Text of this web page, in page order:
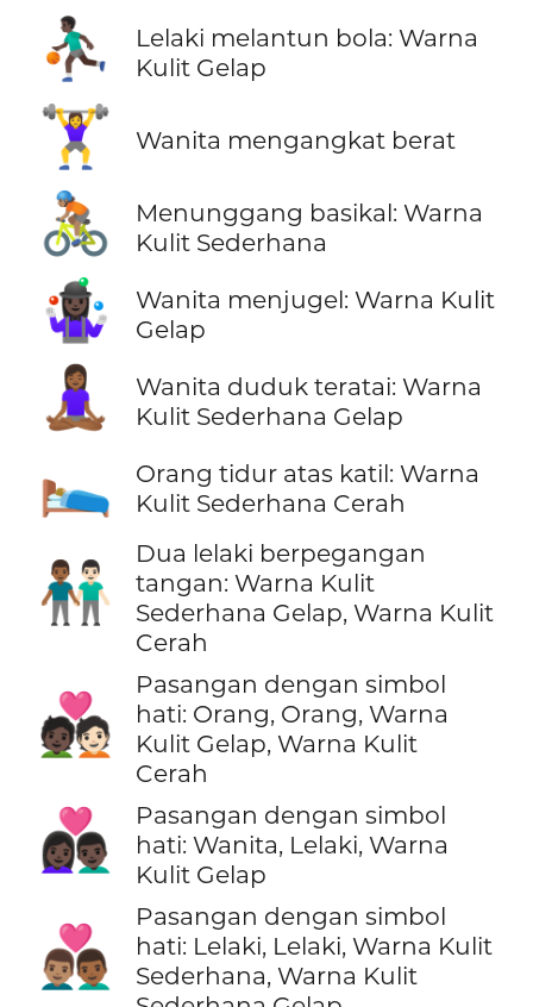
⛹🏿‍♂️
Lelaki melantun bola: Warna
Kulit Gelap
🏋️‍♀️ Wanita mengangkat berat
🚴🏽
Menunggang basikal: Warna
Kulit Sederhana
🤹🏿‍♀️
Wanita menjugel: Warna Kulit
Gelap
🧘🏾‍♀️
Wanita duduk teratai: Warna
Kulit Sederhana Gelap
🛌🏼
Orang tidur atas katil: Warna
Kulit Sederhana Cerah
👨🏾‍🤝‍👨🏻
Dua lelaki berpegangan
tangan: Warna Kulit
Sederhana Gelap, Warna Kulit
Cerah
🧑🏿‍❤️‍🧑🏻
Pasangan dengan simbol
hati: Orang, Orang, Warna
Kulit Gelap, Warna Kulit
Cerah
👩🏿‍❤️‍👨🏿
Pasangan dengan simbol
hati: Wanita, Lelaki, Warna
Kulit Gelap
👨🏽‍❤️‍👨🏾
Pasangan dengan simbol
hati: Lelaki, Lelaki, Warna Kulit
Sederhana, Warna Kulit